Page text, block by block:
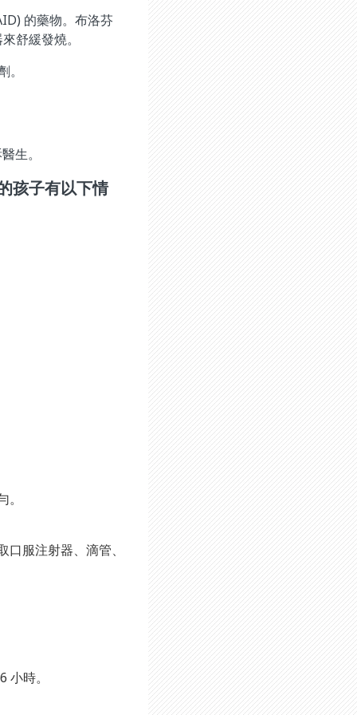
的藥物。布洛芬
舒緩發燒。
生。
孩子有以下情
服注射器、滴管、
時。